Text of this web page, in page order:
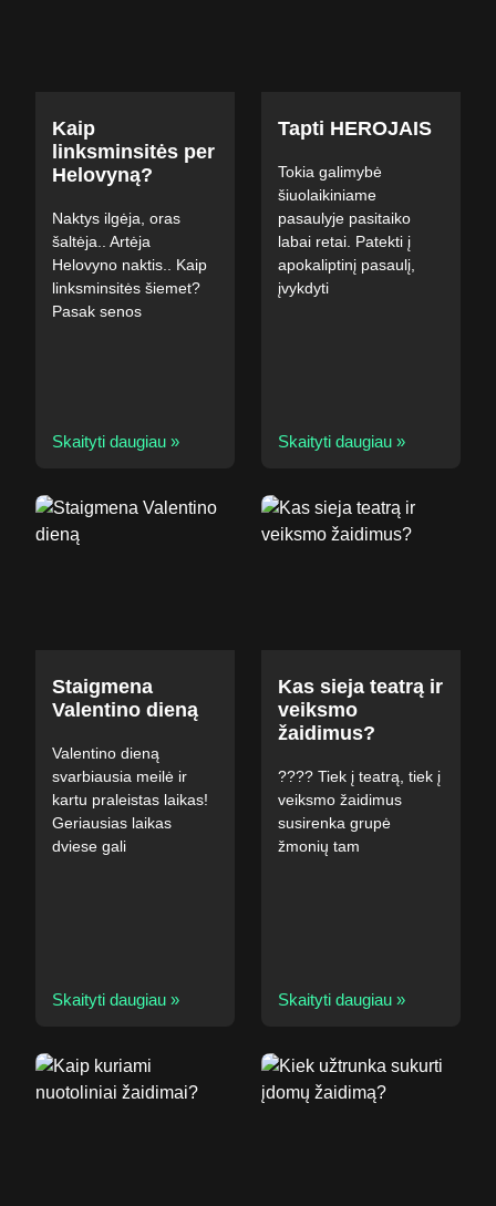
Kaip
linksminsitės per
Helovyną?
Naktys ilgėja, oras
šaltėja.. Artėja
Helovyno naktis.. Kaip
linksminsitės šiemet?
Pasak senos
Skaityti daugiau »
Tapti HEROJAIS
Tokia galimybė
šiuolaikiniame
pasaulyje pasitaiko
labai retai. Patekti į
apokaliptinį pasaulį,
įvykdyti
Skaityti daugiau »
Staigmena
Valentino dieną
Valentino dieną
svarbiausia meilė ir
kartu praleistas laikas!
Geriausias laikas
dviese gali
Skaityti daugiau »
Kas sieja teatrą ir
veiksmo
žaidimus?
???? Tiek į teatrą, tiek į
veiksmo žaidimus
susirenka grupė
žmonių tam
Skaityti daugiau »